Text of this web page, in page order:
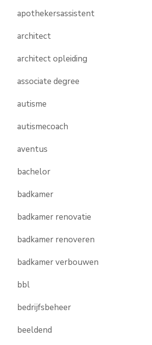
apothekersassistent
architect
architect opleiding
associate degree
autisme
autismecoach
aventus
bachelor
badkamer
badkamer renovatie
badkamer renoveren
badkamer verbouwen
bbl
bedrijfsbeheer
beeldend